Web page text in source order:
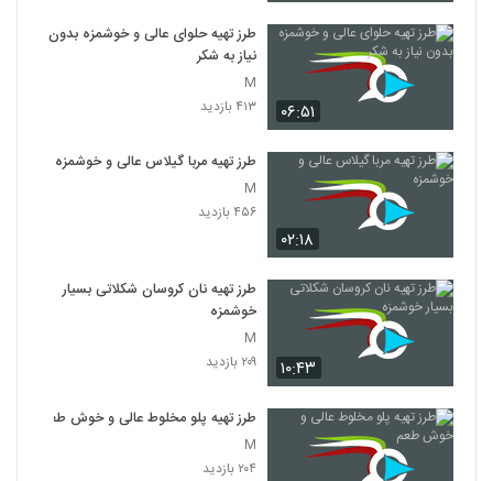
۰۶:۵۱
طرز تهیه حلوای عالی و خوشمزه بدون
نیاز به شکر
M
۴۱۳ بازدید
۰۲:۱۸
طرز تهیه مربا گیلاس عالی و خوشمزه
M
۴۵۶ بازدید
۱۰:۴۳
طرز تهیه نان کروسان شکلاتی بسیار
خوشمزه
M
۲۰۹ بازدید
طرز تهیه پلو مخلوط عالی و خوش طعم
M
۲۰۴ بازدید